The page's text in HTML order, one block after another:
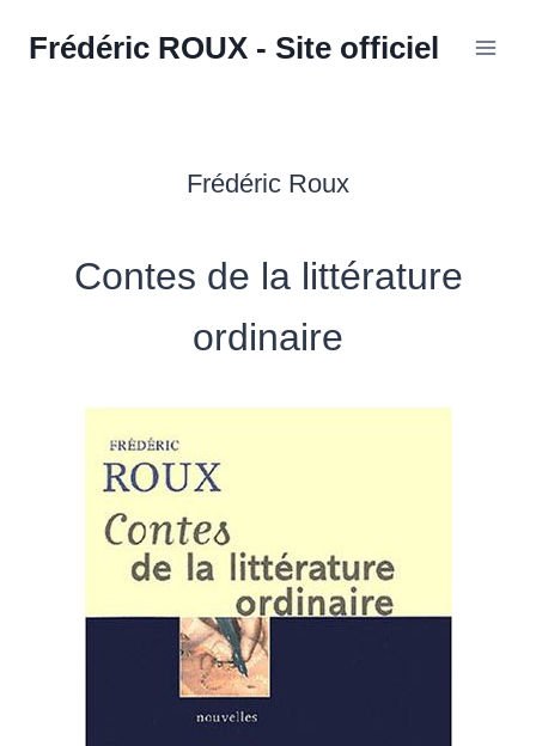
Frédéric ROUX - Site officiel
Frédéric Roux
Contes de la littérature
ordinaire